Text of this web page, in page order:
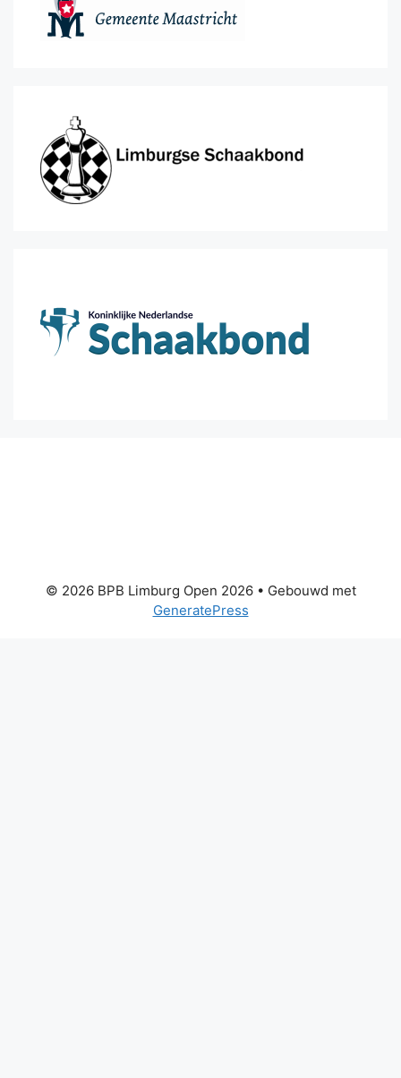
© 2026 BPB Limburg Open 2026• Gebouwd met
GeneratePress